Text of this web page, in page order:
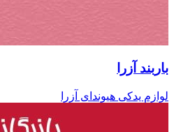
باربند آزرا
لوازم یدکی هیوندای آزرا